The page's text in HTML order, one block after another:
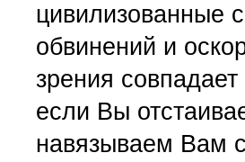
цивилизованные
обвинений и
зрения
если Вы
навязываем Вам